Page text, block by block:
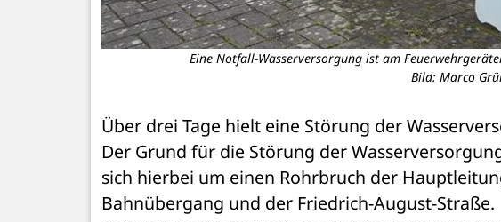
Eine Notfall-Wasserversorgung ist am
Bild: Marco
Über drei Tage hielt eine Störung der
Der Grund für die Störung der
sich hierbei um einen Rohrbruch der
Bahnübergang und der Friedrich-August-Straße.